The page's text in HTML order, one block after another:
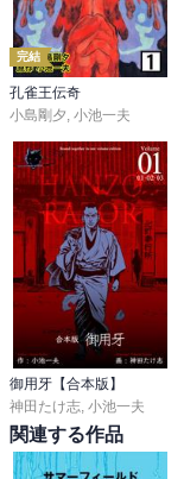
完結
孔雀王伝奇
小島剛夕, 小池一夫
御用牙【合本版】
神田たけ志 小池一夫
関連する作品